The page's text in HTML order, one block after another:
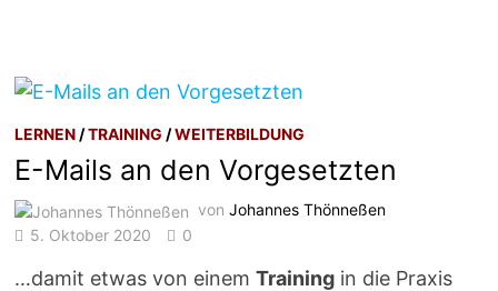
LERNEN /TRAINING /WEITERBILDUNG
E-Mails an den Vorgesetzten
vonJohannes Thönneßen
5. Oktober 2020
0
…damit etwas von einemTraining in die Praxis